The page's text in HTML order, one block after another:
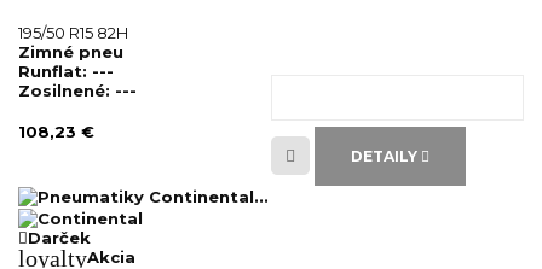
195/50 R15 82H
Zimné pneu
Runflat: ---
Zosilnené: ---
108,23 €
DETAILY
Darček
loyaltyAkcia